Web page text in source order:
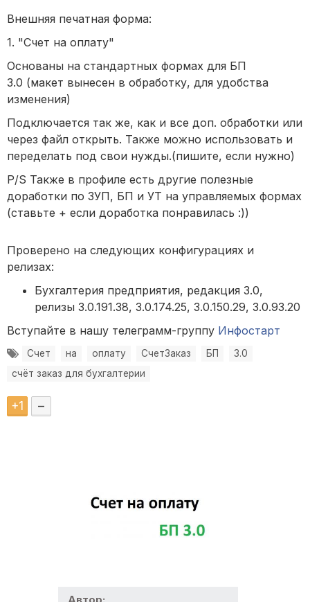
Внешняя печатная форма:
1. "Счет на оплату"
Основаны на стандартных формах для БП
3.0 (макет вынесен в обработку, для удобства
изменения)
Подключается так же, как и все доп. обработки или
через файл открыть. Также можно использовать и
переделать под свои нужды.(пишите, если нужно)
P/S Также в профиле есть другие полезные
доработки по ЗУП, БП и УТ на управляемых формах
(ставьте + если доработка понравилась :))
Проверено на следующих конфигурациях и
релизах:
Бухгалтерия предприятия, редакция 3.0,
релизы 3.0.191.38, 3.0.174.25, 3.0.150.29, 3.0.93.20
Вступайте в нашу телеграмм-группу Инфостарт
Счет на оплату СчетЗаказ БП
3.0
счёт заказ для бухгалтерии
+1 –